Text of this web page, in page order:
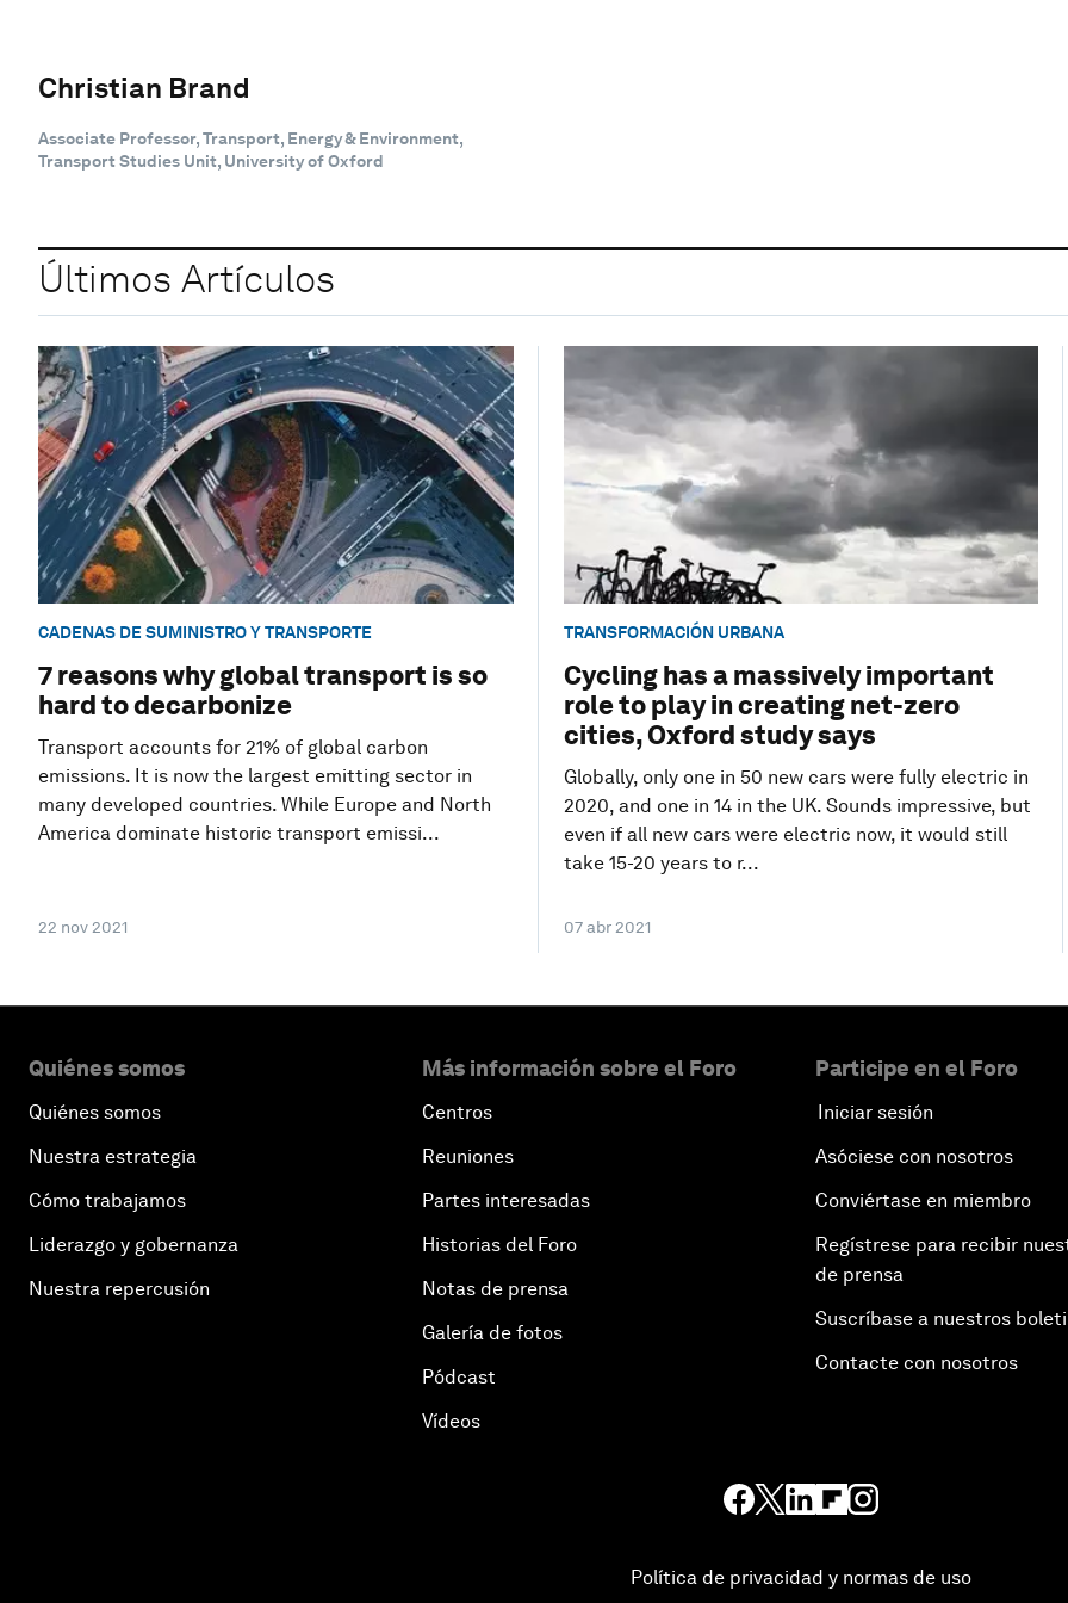
Christian Brand
Associate Professor, Transport, Energy & Environment,
Transport Studies Unit, University of Oxford
Últimos Artículos
CADENAS DE SUMINISTRO Y TRANSPORTE
7 reasons why global transport is so
hard to decarbonize
Transport accounts for 21% of global carbon
emissions. It is now the largest emitting sector in
many developed countries. While Europe and North
America dominate historic transport emissi...
22 nov 2021
TRANSFORMACIÓN URBANA
Cycling has a massively important
role to play in creating net-zero
cities, Oxford study says
Globally, only one in 50 new cars were fully electric in
2020, and one in 14 in the UK. Sounds impressive, but
even if all new cars were electric now, it would still
take 15-20 years to r...
07 abr 2021
Quiénes somos
Quiénes somos
Nuestra estrategia
Cómo trabajamos
Liderazgo y gobernanza
Nuestra repercusión
Más información sobre el Foro
Centros
Reuniones
Partes interesadas
Historias del Foro
Notas de prensa
Galería de fotos
Pódcast
Vídeos
Participe en el Foro
Iniciar sesión
Asóciese con nosotros
Conviértase en miembro
Regístrese para recibir
de prensa
Suscríbase a nuestros
Contacte con nosotros
Política de privacidad y normas de uso